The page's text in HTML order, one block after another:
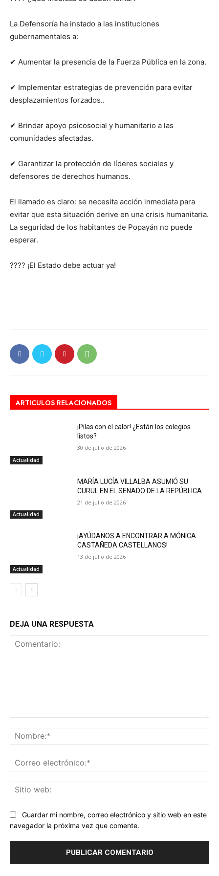
La Defensoría ha instado a las instituciones
gubernamentales a:
✔ Aumentar la presencia de la Fuerza Pública en la zona.
✔ Implementar estrategias de prevención para evitar
desplazamientos forzados..
✔ Brindar apoyo psicosocial y humanitario a las
comunidades afectadas.
✔ Garantizar la protección de líderes sociales y
defensores de derechos humanos.
El llamado es claro: se necesita acción inmediata para
evitar que esta situación derive en una crisis humanitaria.
La seguridad de los habitantes de Popayán no puede
esperar.
???? ¡El Estado debe actuar ya!
ARTICULOS RELACIONADOS
Actualidad
¡Pilas con el calor! ¿Están los colegios
listos?
30 de julio de 2026
Actualidad
MARÍA LUCÍA VILLALBA ASUMIÓ SU
CURUL EN EL SENADO DE LA REPÚBLICA
21 de julio de 2026
Actualidad
¡AYÚDANOS A ENCONTRAR A MÓNICA
CASTAÑEDA CASTELLANOS!
13 de julio de 2026
DEJA UNA RESPUESTA
Guardar mi nombre, correo electrónico y sitio web en este
navegador la próxima vez que comente.